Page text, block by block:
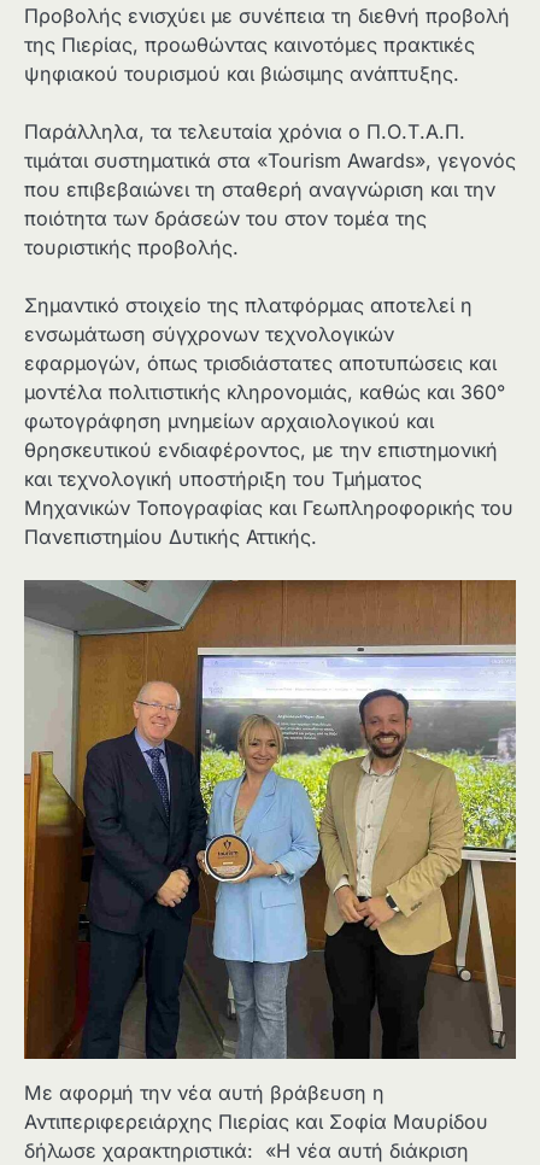
Προβολής ενισχύει με συνέπεια τη διεθνή προβολή
της Πιερίας, προωθώντας καινοτόμες πρακτικές
ψηφιακού τουρισμού και βιώσιμης ανάπτυξης.
Παράλληλα, τα τελευταία χρόνια ο Π.Ο.Τ.Α.Π.
τιμάται συστηματικά στα «Tourism Awards», γεγονός
που επιβεβαιώνει τη σταθερή αναγνώριση και την
ποιότητα των δράσεών του στον τομέα της
τουριστικής προβολής.
Σημαντικό στοιχείο της πλατφόρμας αποτελεί η
ενσωμάτωση σύγχρονων τεχνολογικών
εφαρμογών, όπως τρισδιάστατες αποτυπώσεις και
μοντέλα πολιτιστικής κληρονομιάς, καθώς και 360°
φωτογράφηση μνημείων αρχαιολογικού και
θρησκευτικού ενδιαφέροντος, με την επιστημονική
και τεχνολογική υποστήριξη του Τμήματος
Μηχανικών Τοπογραφίας και Γεωπληροφορικής του
Πανεπιστημίου Δυτικής Αττικής.
Με αφορμή την νέα αυτή βράβευση η
Αντιπεριφερειάρχης Πιερίας και Σοφία Μαυρίδου
δήλωσε χαρακτηριστικά: «Η νέα αυτή διάκριση